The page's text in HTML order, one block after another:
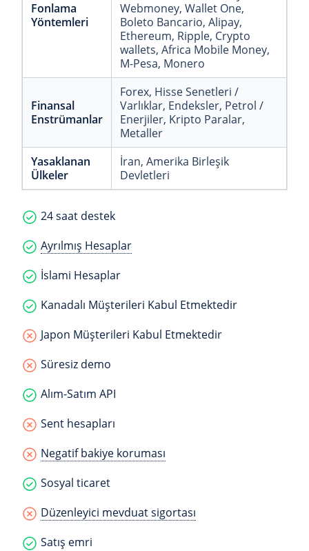
Fonlama
Yöntemleri
Webmoney, Wallet One,
Boleto Bancario, Alipay,
Ethereum, Ripple, Crypto
wallets, Africa Mobile Money,
M-Pesa, Monero
Finansal
Enstrümanlar
Forex, Hisse Senetleri /
Varlıklar, Endeksler, Petrol /
Enerjiler, Kripto Paralar,
Metaller
Yasaklanan
Ülkeler
İran, Amerika Birleşik
Devletleri
24 saat destek
Ayrılmış Hesaplar
İslami Hesaplar
Kanadalı Müşterileri Kabul Etmektedir
Japon Müşterileri Kabul Etmektedir
Süresiz demo
Alım-Satım API
Sent hesapları
Negatif bakiye koruması
Sosyal ticaret
Düzenleyici mevduat sigortası
Satış emri